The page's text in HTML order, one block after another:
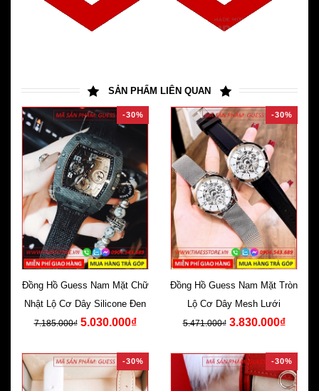
SẢN PHẨM LIÊN QUAN
-30%
Đồng Hồ Guess Nam Mặt Chữ
Nhật Lộ Cơ Dây Silicone Đen
7.185.000₫ 5.030.000₫
-30%
Đồng Hồ Guess Nam Mặt Tròn
Lộ Cơ Dây Mesh Lưới
5.471.000₫ 3.830.000₫
-30% -30%